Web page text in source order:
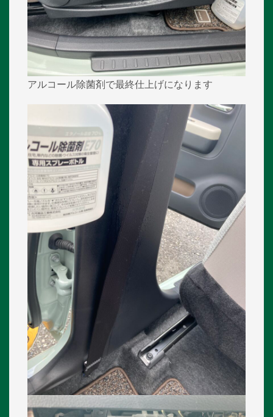
アルコール除菌剤で最終仕上げになります